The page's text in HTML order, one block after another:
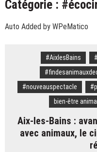
cohésion » : pourquoi l’équipe
retrouve au pied du Ventoux
après l’incendie de l’hôtel des
moniteurs » : Eric Brèche
Savoie. « Je n’ai que ça en
le chef boulanger bientôt
Savoie. Le « rat d’hôtel »
de bijoux dans le coffre d’une
Alpes françaises. Quarante
les JO 2030 : « On va y
rouge »
Courchevel. Un ouvrier de 30
un bloc de béton
Catégorie :
Auto Added by WPeMatico
#AixlesBains
#nouveauspectacle
bien-être animal
Aix-les-Bains :
avec animaux, le